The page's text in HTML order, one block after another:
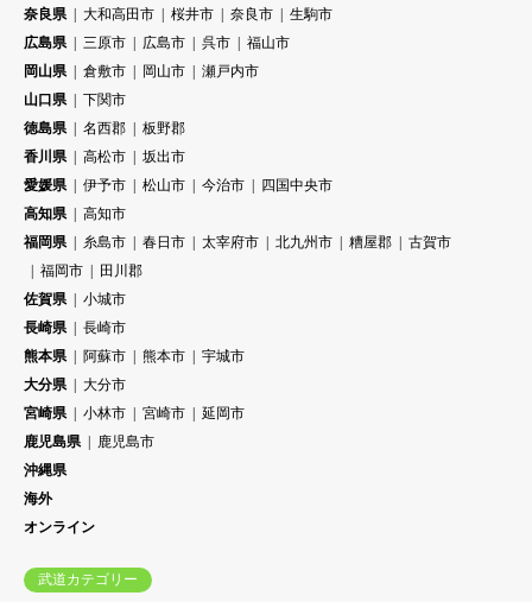
奈良県
大和高田市 桜井市 奈良市
生駒市
広島県
三原市 広島市 呉市
福山市
岡山県
倉敷市 岡山市
瀬戸内市
山口県
下関市
徳島県
名西郡
板野郡
香川県
高松市
坂出市
愛媛県
伊予市 松山市 今治市
四国中央市
高知県
高知市
福岡県
糸島市 春日市 太宰府市 北九州市 糟屋郡
古賀市
福岡市
田川郡
佐賀県
小城市
長崎県
長崎市
熊本県
阿蘇市 熊本市
宇城市
大分県
大分市
宮崎県
小林市 宮崎市
延岡市
鹿児島県
鹿児島市
沖縄県
海外
オンライン
武道カテゴリー